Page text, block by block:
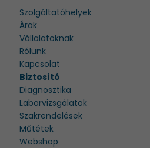
Szolgáltatóhelyek
Árak
Vállalatoknak
Rólunk
Kapcsolat
Biztosító
Diagnosztika
Laborvizsgálatok
Szakrendelések
Műtétek
Webshop